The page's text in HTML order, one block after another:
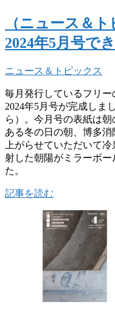
（ニュース＆
2024年5月号で
ニュース＆トピックス
毎月発行しているフリ
2024年5月号が完成しま
ら）。今月号の表紙は朝
ある冬の日の朝、博多
上がらせていただいて
射した朝陽がミラーボ
た。
記事を読む